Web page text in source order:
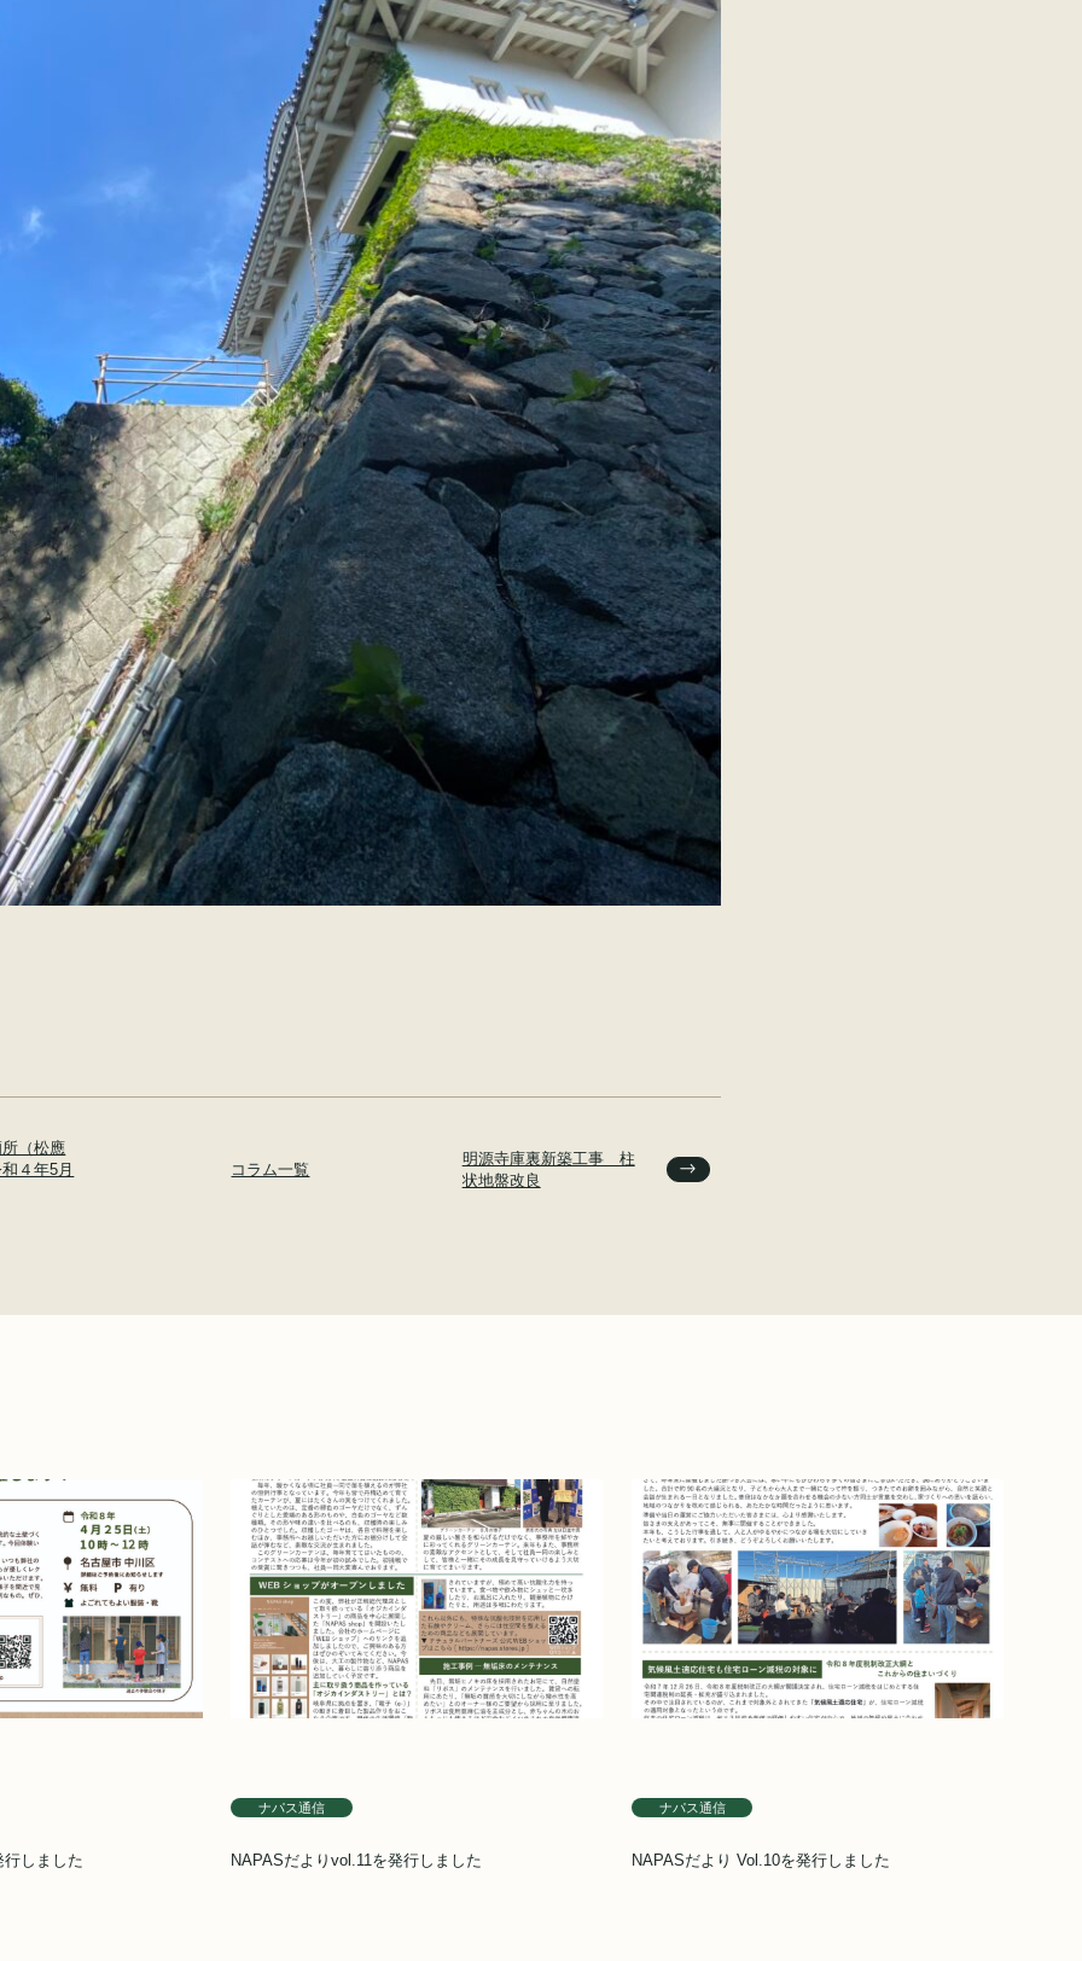
（松應
４年5月
コラム一覧
明源寺庫裏新築工事 柱
状地盤改良
しました
ナパス通信
NAPASだよりvol.11を発行しました
ナパス通信
NAPASだより Vol.10を発行しました